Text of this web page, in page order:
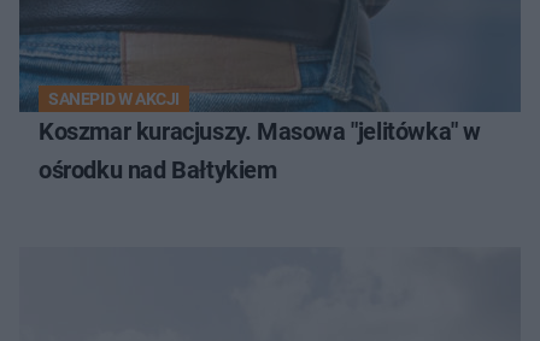
SANEPID W AKCJI
Koszmar kuracjuszy. Masowa "jelitówka" w
ośrodku nad Bałtykiem